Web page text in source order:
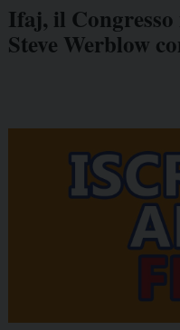
Ifaj, il Congresso
Steve Werblow